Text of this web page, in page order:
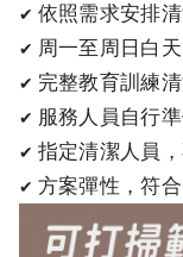
✔ 依照需求安排
✔ 周一至周日白
✔ 完整教育訓練
✔ 服務人員自行
✔ 指定清潔人員
✔ 方案彈性，符